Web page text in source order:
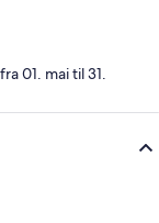
01. mai til 31.